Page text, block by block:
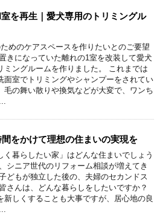
を再生｜愛犬専用のトリミングル
めのケアスペースを作りたいとのご要望
きになっていた離れの1室を改装して愛犬
ミングルームを作りました。 これまでは
面室でトリミングやシャンプーをされてい
毛の舞い散りや換気などが大変で、ワンち
をかけて理想の住まいの実現を
く暮らしたい家」はどんな住まいでしょう
シニア世代のリフォーム相談が増えてき
どもが独立した後の、夫婦のセカンドス
さんは、どんな暮らしをしたいですか？
新しくすることも大事ですが、居心地の良